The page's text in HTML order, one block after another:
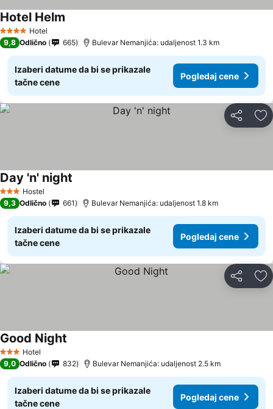
4 ZvezdiceHotel
Hotel Helm
9,8 Odlično 665 Bulevar Nemanjića: udaljenost 1.3 km
Izaberi datume da bi se prikazale
tačne cene
Pogledaj cene
Deli
3 Zvezdice
Hostel
Day 'n' night
9,3 Odlično 661 Bulevar Nemanjića: udaljenost 1.8 km
Izaberi datume da bi se prikazale
tačne cene
Pogledaj cene
Deli
3 Zvezdice
Hotel
Good Night
9,0 Odlično 832 Bulevar Nemanjića: udaljenost 2.5 km
Izaberi datume da bi se prikazale
tačne cene
Pogledaj cene